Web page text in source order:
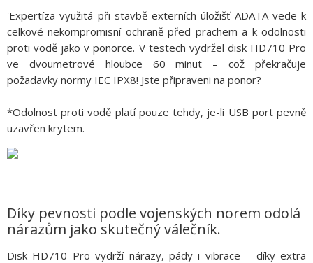
'Expertíza využitá při stavbě externích úložišť ADATA vede k
celkové nekompromisní ochraně před prachem a k odolnosti
proti vodě jako v ponorce. V testech vydržel disk HD710 Pro
ve dvoumetrové hloubce 60 minut – což překračuje
požadavky normy IEC IPX8! Jste připraveni na ponor?
*Odolnost proti vodě platí pouze tehdy, je-li USB port pevně
uzavřen krytem.
Díky pevnosti podle vojenských norem odolá
nárazům jako skutečný válečník.
Disk HD710 Pro vydrží nárazy, pády i vibrace – díky extra